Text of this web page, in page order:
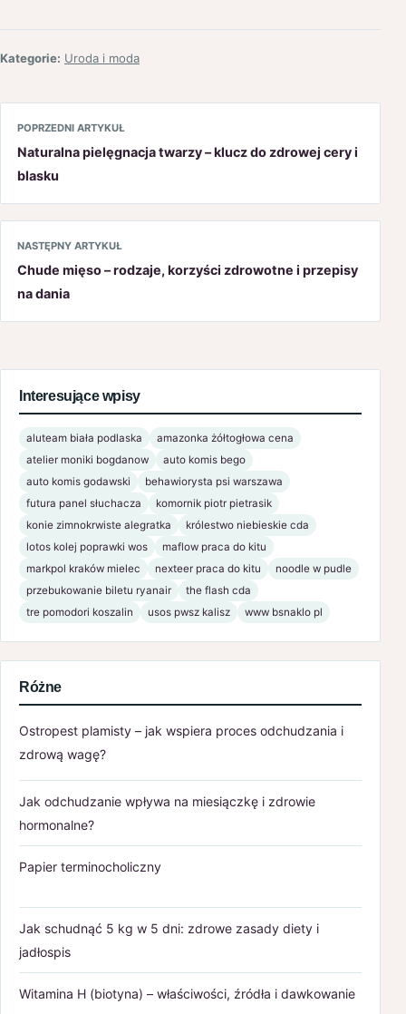
Kategorie: Uroda i moda
POPRZEDNI ARTYKUŁ
Naturalna pielęgnacja twarzy – klucz do zdrowej cery i
blasku
NASTĘPNY ARTYKUŁ
Chude mięso – rodzaje, korzyści zdrowotne i przepisy
na dania
Interesujące wpisy
aluteam biała podlaska
amazonka żółtogłowa cena
atelier moniki bogdanow
auto komis bego
auto komis godawski
behawiorysta psi warszawa
futura panel słuchacza
komornik piotr pietrasik
konie zimnokrwiste alegratka
królestwo niebieskie cda
lotos kolej poprawki wos
maflow praca do kitu
markpol kraków mielec
nexteer praca do kitu
noodle w pudle
przebukowanie biletu ryanair
the flash cda
tre pomodori koszalin
usos pwsz kalisz www bsnaklo pl
Różne
Ostropest plamisty – jak wspiera proces odchudzania i
zdrową wagę?
Jak odchudzanie wpływa na miesiączkę i zdrowie
hormonalne?
Papier terminocholiczny
Jak schudnąć 5 kg w 5 dni: zdrowe zasady diety i
jadłospis
Witamina H (biotyna) – właściwości, źródła i dawkowanie